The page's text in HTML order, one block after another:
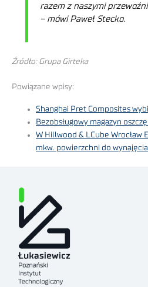
razem z naszymi
– mówi Paweł Stecko.
Źródło: Grupa Girteka
Powiązane wpisy:
Shanghai Pret Composites
Bezobsługowy magazyn
W Hillwood & LCube Wrocław
mkw. powierzchni do wynajęcia